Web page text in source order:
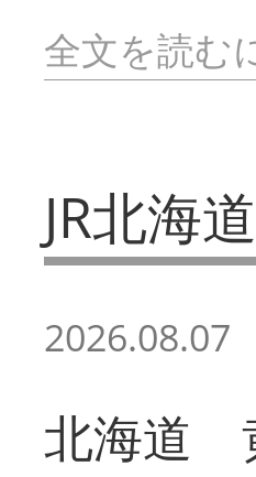
全文を読む
JR北海道
2026.08.07
北海道